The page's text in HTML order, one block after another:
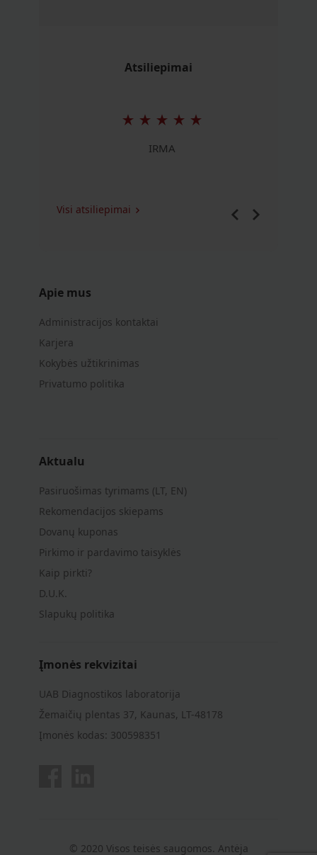
Atsiliepimai
IRMA
Visi atsiliepimai
Apie mus
Administracijos kontaktai
Karjera
Kokybės užtikrinimas
Privatumo politika
Aktualu
Pasiruošimas tyrimams (LT, EN)
Rekomendacijos skiepams
Dovanų kuponas
Pirkimo ir pardavimo taisyklės
Kaip pirkti?
D.U.K.
Slapukų politika
Įmonės rekvizitai
UAB Diagnostikos laboratorija
Žemaičių plentas 37, Kaunas, LT-48178
Įmonės kodas: 300598351
© 2020 Visos teisės saugomos. Antėja